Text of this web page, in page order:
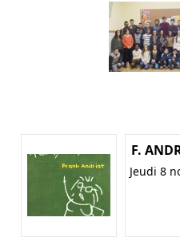
F.
Jeudi 8